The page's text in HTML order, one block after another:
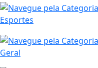
Esportes
Geral